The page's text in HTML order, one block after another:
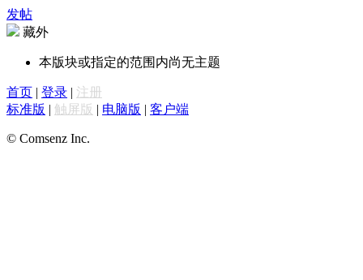
发帖
藏外
本版块或指定的范围内尚无主题
首页 | 登录 | 注册
标准版 | 触屏版 | 电脑版 | 客户端
© Comsenz Inc.